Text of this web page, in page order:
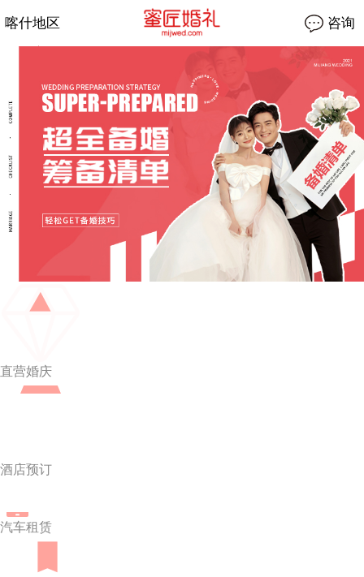
喀什地区 咨询
直营婚庆
酒店预订
汽车租赁